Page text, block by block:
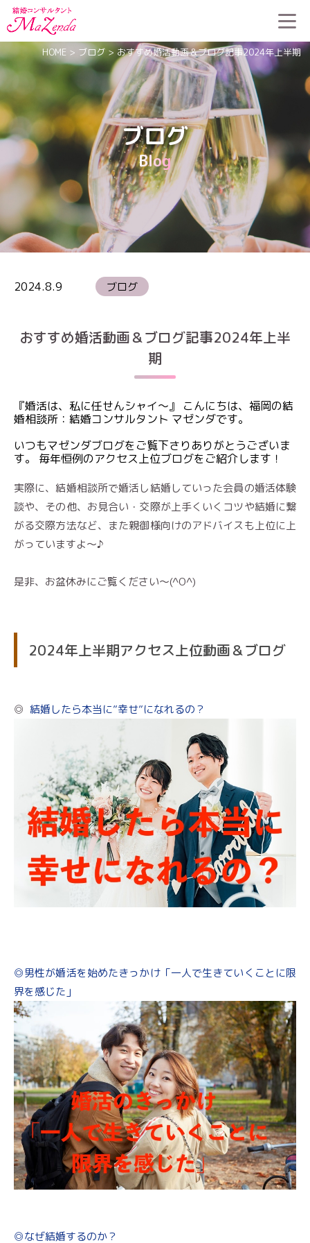
ブログ
Blog
HOME > ブログ > おすすめ婚活動画＆ブログ記事2024年上半期
2024.8.9 ブログ
おすすめ婚活動画＆ブログ記事2024年上半
期
『婚活は、私に任せんシャイ～』 こんにちは、福岡の結
婚相談所：結婚コンサルタント マゼンダです。
いつもマゼンダブログをご覧下さりありがとうございま
す。 毎年恒例のアクセス上位ブログをご紹介します！
実際に、結婚相談所で婚活し結婚していった会員の婚活体験
談や、その他、お見合い・交際が上手くいくコツや結婚に繋
がる交際方法など、また親御様向けのアドバイスも上位に上
がっていますよ〜♪
是非、お盆休みにご覧ください〜(^O^)
2024年上半期アクセス上位動画＆ブログ
◎ 結婚したら本当に”幸せ”になれるの？
◎男性が婚活を始めたきっかけ「一人で生きていくことに限
界を感じた」
◎なぜ結婚するのか？